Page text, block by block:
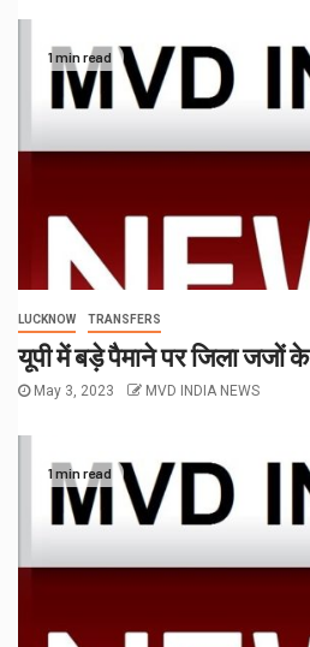
1 min read
LUCKNOW TRANSFERS
यूपी में बड़े पैमाने पर जिला जजों
May 3, 2023 MVD INDIA NEWS
1 min read